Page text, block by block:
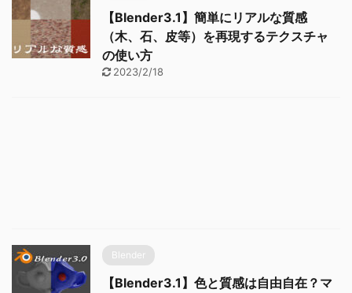
【Blender3.1】簡単にリアルな質感
（木、石、皮等）を再現するテクスチャ
の使い方
2023/2/18
Blender
【Blender3.1】色と質感は自由自在？マ